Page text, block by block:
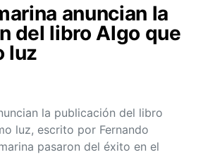
anuncian la
del libro Algo que
luz
la publicación del libro
luz, escrito por Fernando
pasaron del éxito en el